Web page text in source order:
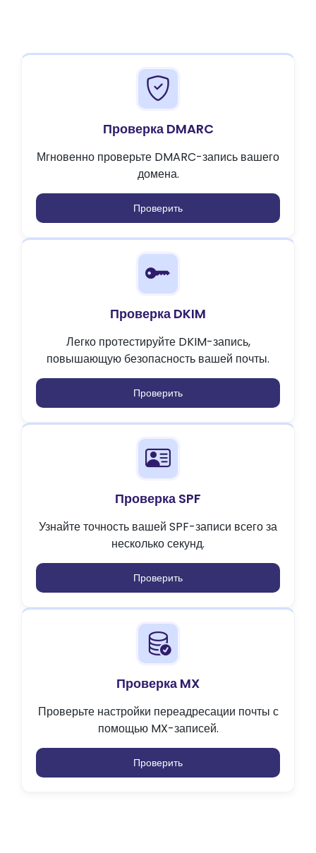
Проверка DMARC
Мгновенно проверьте DMARC-запись вашего
домена.
Проверить
Проверка DKIM
Легко протестируйте DKIM-запись,
повышающую безопасность вашей почты.
Проверить
Проверка SPF
Узнайте точность вашей SPF-записи всего за
несколько секунд.
Проверить
Проверка MX
Проверьте настройки переадресации почты с
помощью MX-записей.
Проверить